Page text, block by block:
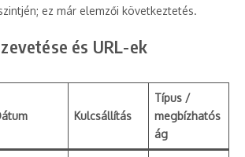
ez már elemzői következtetés.
és URL-ek
Kulcsállítás
Típus /
megbízhatós
ág